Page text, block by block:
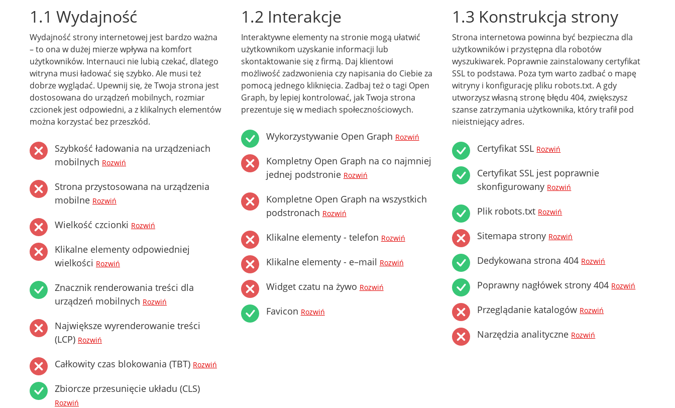
1.1 Wydajność
Wydajność strony internetowej jest bardzo ważna
– to ona w dużej mierze wpływa na komfort
użytkowników. Internauci nie lubią czekać, dlatego
witryna musi ładować się szybko. Ale musi też
dobrze wyglądać. Upewnij się, że Twoja strona jest
dostosowana do urządzeń mobilnych, rozmiar
czcionek jest odpowiedni, a z klikalnych elementów
można korzystać bez przeszkód.
Szybkość ładowania na urządzeniach
mobilnych Rozwiń
Strona przystosowana na urządzenia
mobilne Rozwiń
Wielkość czcionki Rozwiń
Klikalne elementy odpowiedniej
wielkości Rozwiń
Znacznik renderowania treści dla
urządzeń mobilnych Rozwiń
Największe wyrenderowanie treści
(LCP) Rozwiń
Całkowity czas blokowania (TBT) Rozwiń
Zbiorcze przesunięcie układu (CLS)
Rozwiń
1.2 Interakcje
Interaktywne elementy na stronie mogą ułatwić
użytkownikom uzyskanie informacji lub
skontaktowanie się z firmą. Daj klientowi
możliwość zadzwonienia czy napisania do Ciebie za
pomocą jednego kliknięcia. Zadbaj też o tagi Open
Graph, by lepiej kontrolować, jak Twoja strona
prezentuje się w mediach społecznościowych.
Wykorzystywanie Open Graph Rozwiń
Kompletny Open Graph na co najmniej
jednej podstronie Rozwiń
Kompletne Open Graph na wszystkich
podstronach Rozwiń
Klikalne elementy - telefon Rozwiń
Klikalne elementy - e–mail Rozwiń
Widget czatu na żywo Rozwiń
Favicon Rozwiń
1.3 Konstrukcja strony
Strona internetowa powinna być bezpieczna dla
użytkowników i przystępna dla robotów
wyszukiwarek. Poprawnie zainstalowany certyfikat
SSL to podstawa. Poza tym warto zadbać o mapę
witryny i konfigurację pliku robots.txt. A gdy
utworzysz własną stronę błędu 404, zwiększysz
szanse zatrzymania użytkownika, który trafił pod
nieistniejący adres.
Certyfikat SSL Rozwiń
Certyfikat SSL jest poprawnie
skonfigurowany Rozwiń
Plik robots.txt Rozwiń
Sitemapa strony Rozwiń
Dedykowana strona 404 Rozwiń
Poprawny nagłówek strony 404 Rozwiń
Przeglądanie katalogów Rozwiń
Narzędzia analityczne Rozwiń